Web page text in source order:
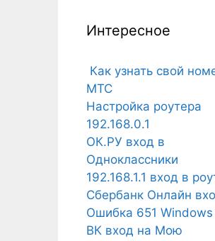
Интересное
Как узнать свой
МТС
Настройка роутера
192.168.0.1
ОК.РУ вход в
Одноклассники
192.168.1.1 вход в
Сбербанк Онлайн
Ошибка 651 Windows
ВК вход на Мою